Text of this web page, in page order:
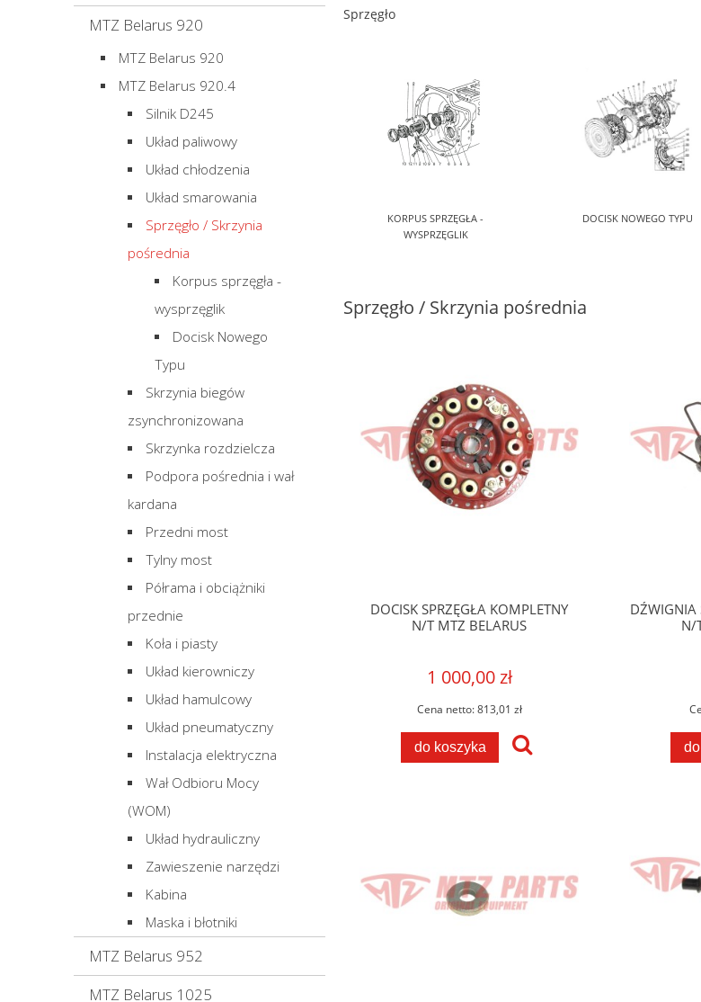
MTZ Belarus 920
MTZ Belarus 920
MTZ Belarus 920.4
Silnik D245
Układ paliwowy
Układ chłodzenia
Układ smarowania
Sprzęgło / Skrzynia
pośrednia
Korpus sprzęgła -
wysprzęglik
Docisk Nowego
Typu
Skrzynia biegów
zsynchronizowana
Skrzynka rozdzielcza
Podpora pośrednia i wał
kardana
Przedni most
Tylny most
Półrama i obciążniki
przednie
Koła i piasty
Układ kierowniczy
Układ hamulcowy
Układ pneumatyczny
Instalacja elektryczna
Wał Odbioru Mocy
(WOM)
Układ hydrauliczny
Zawieszenie narzędzi
Kabina
Maska i błotniki
MTZ Belarus 952
MTZ Belarus 1025
Sprzęgło
KORPUS SPRZĘGŁA -
WYSPRZĘGLIK
DOCISK NOWEGO TYPU
Sprzęgło / Skrzynia pośrednia
DOCISK SPRZĘGŁA KOMPLETNY
N/T MTZ BELARUS
1 000,00 zł
Cena netto:813,01 zł
do koszyka
DŹWIGNIA
N/